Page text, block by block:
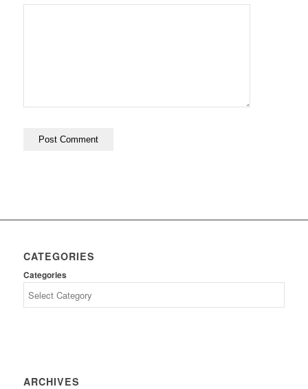
CATEGORIES
Categories
ARCHIVES